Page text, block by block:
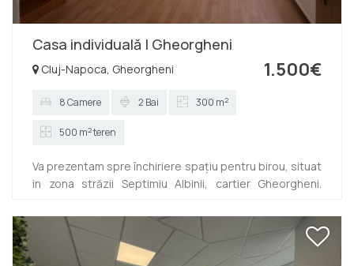
Casa individuală | Gheorgheni
1.500€
Cluj-Napoca, Gheorgheni
8 Camere 2 Bai 300 m2
500 m2teren
Va prezentam spre închiriere spațiu pentru birou, situat
in zona străzii Septimiu Albinii, cartier Gheorgheni.
D+P+E+M. Compartimentarea a fost gândită astfel: -
demisol: bucătărie, loc de luat masa, 1 grup sanitar, 1
camera tehnica -parter: 3 încăperi, 1 camera servere, 1